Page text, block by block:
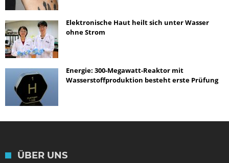
Elektronische Haut heilt sich unter Wasser
ohne Strom
Energie: 300-Megawatt-Reaktor mit
Wasserstoffproduktion besteht erste Prüfung
ÜBER UNS